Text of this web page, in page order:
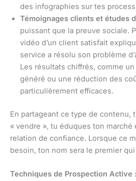
des infographies sur tes
Témoignages clients et études
puissant que la preuve sociale.
vidéo d’un client satisfait
service a résolu son problème
Les résultats chiffrés, comme un
généré ou une réduction des
particulièrement efficaces.
En partageant ce type de contenu,
« vendre », tu éduques ton
relation de confiance. Lorsque ce
besoin, ton nom sera le premier
Techniques de Prospection Active :